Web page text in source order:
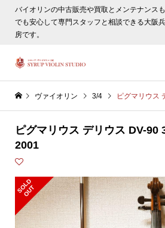
バイオリンの中古販売や買取とメンテナンス
でも安心して専門スタッフと相談できる大阪
房です。
ヴァイオリン 3/4 ピグマリウス デ
ピグマリウス デリウス DV-90
2001
S
O
L
D
O
U
T
ヴァイオリン選びについてタサカ工房
す。非表示